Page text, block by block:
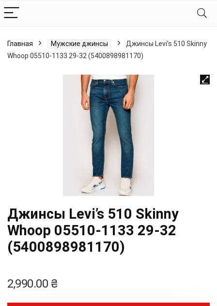
Главная Мужские джинсы
Джинсы Levi’s 510 Skinny
Whoop 05510-1133 29-32 (5400898981170)
Джинсы Levi’s 510 Skinny
Whoop 05510-1133 29-32
(5400898981170)
2,990.00 ₴